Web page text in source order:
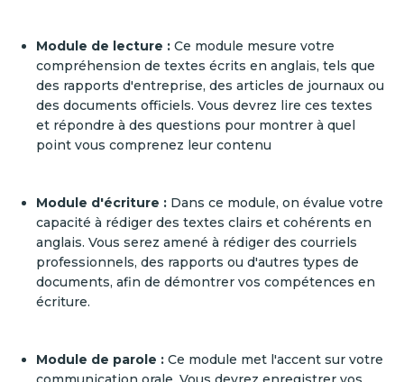
Module de lecture : Ce module mesure votre
compréhension de textes écrits en anglais, tels que
des rapports d'entreprise, des articles de journaux ou
des documents officiels. Vous devrez lire ces textes
et répondre à des questions pour montrer à quel
point vous comprenez leur contenu
Module d'écriture : Dans ce module, on évalue votre
capacité à rédiger des textes clairs et cohérents en
anglais. Vous serez amené à rédiger des courriels
professionnels, des rapports ou d'autres types de
documents, afin de démontrer vos compétences en
écriture.
Module de parole : Ce module met l'accent sur votre